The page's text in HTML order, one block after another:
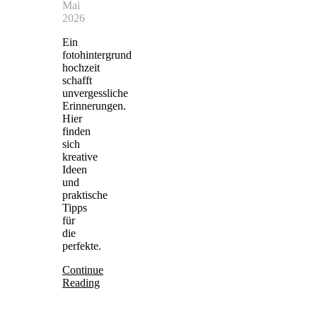
Mai
2026
Ein
fotohintergrund
hochzeit
schafft
unvergessliche
Erinnerungen.
Hier
finden
sich
kreative
Ideen
und
praktische
Tipps
für
die
perfekte.
Continue
Reading